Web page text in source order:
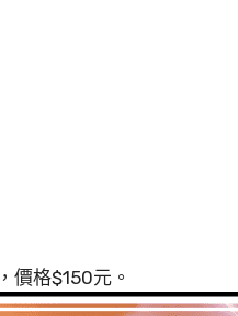
價格$150元。